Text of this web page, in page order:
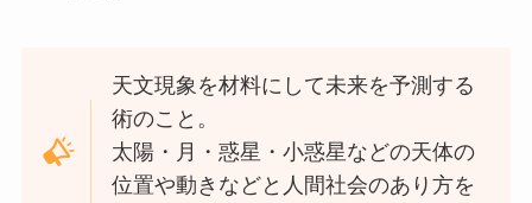
天文現象を材料にして未来を予測する
術のこと。
太陽・月・惑星・小惑星などの天体の
位置や動きなどと人間社会のあり方を